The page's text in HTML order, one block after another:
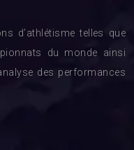
d’athlétisme telles que
du monde ainsi
des performances